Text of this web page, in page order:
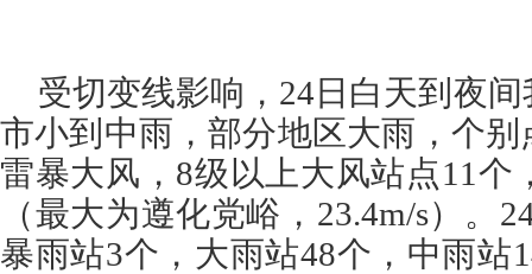
受切变线影响，24日白天到夜
市小到中雨，部分地区大雨，个
雷暴大风，8级以上大风站点11个
（最大为遵化党峪，23.4m/s）。
暴雨站3个，大雨站48个，中雨站